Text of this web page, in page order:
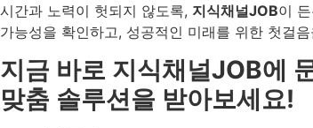
시간과 노력이 헛되지 않도록, 지식채널JOB이
가능성을 확인하고, 성공적인 미래를 위한 첫걸
지금 바로 지식채널JOB에
맞춤 솔루션을 받아보세요!